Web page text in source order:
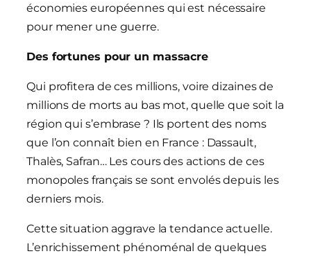
économies européennes qui est nécessaire
pour mener une guerre.
Des fortunes pour un massacre
Qui profitera de ces millions, voire dizaines de
millions de morts au bas mot, quelle que soit la
région qui s’embrase ? Ils portent des noms
que l’on connaît bien en France : Dassault,
Thalès, Safran… Les cours des actions de ces
monopoles français se sont envolés depuis les
derniers mois.
Cette situation aggrave la tendance actuelle.
L’enrichissement phénoménal de quelques